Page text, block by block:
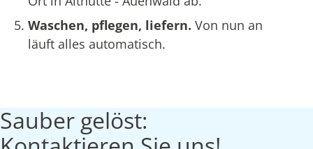
Waschen, pflegen, liefern. Von nun an
läuft alles automatisch.
Sauber gelöst: